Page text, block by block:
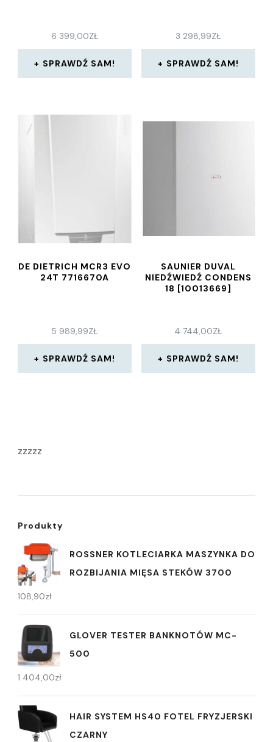
6 399,00ZŁ
SPRAWDŹ SAM!
3 298,99ZŁ
SPRAWDŹ SAM!
DE DIETRICH MCR3 EVO
24T 7716670A
5 989,99ZŁ
SPRAWDŹ SAM!
SAUNIER DUVAL
NIEDŹWIEDŹ CONDENS
18 [10013669]
4 744,00ZŁ
SPRAWDŹ SAM!
zzzzz
Produkty
ROSSNER KOTLECIARKA MASZYNKA DO
ROZBIJANIA MIĘSA STEKÓW 3700
108,90zł
GLOVER TESTER BANKNOTÓW MC-
500
1 404,00zł
HAIR SYSTEM HS40 FOTEL FRYZJERSKI
CZARNY